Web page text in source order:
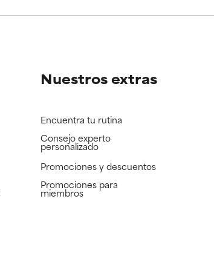
Nuestros extras
Encuentra tu rutina
Consejo experto
personalizado
Promociones y descuentos​
Promociones para
miembros